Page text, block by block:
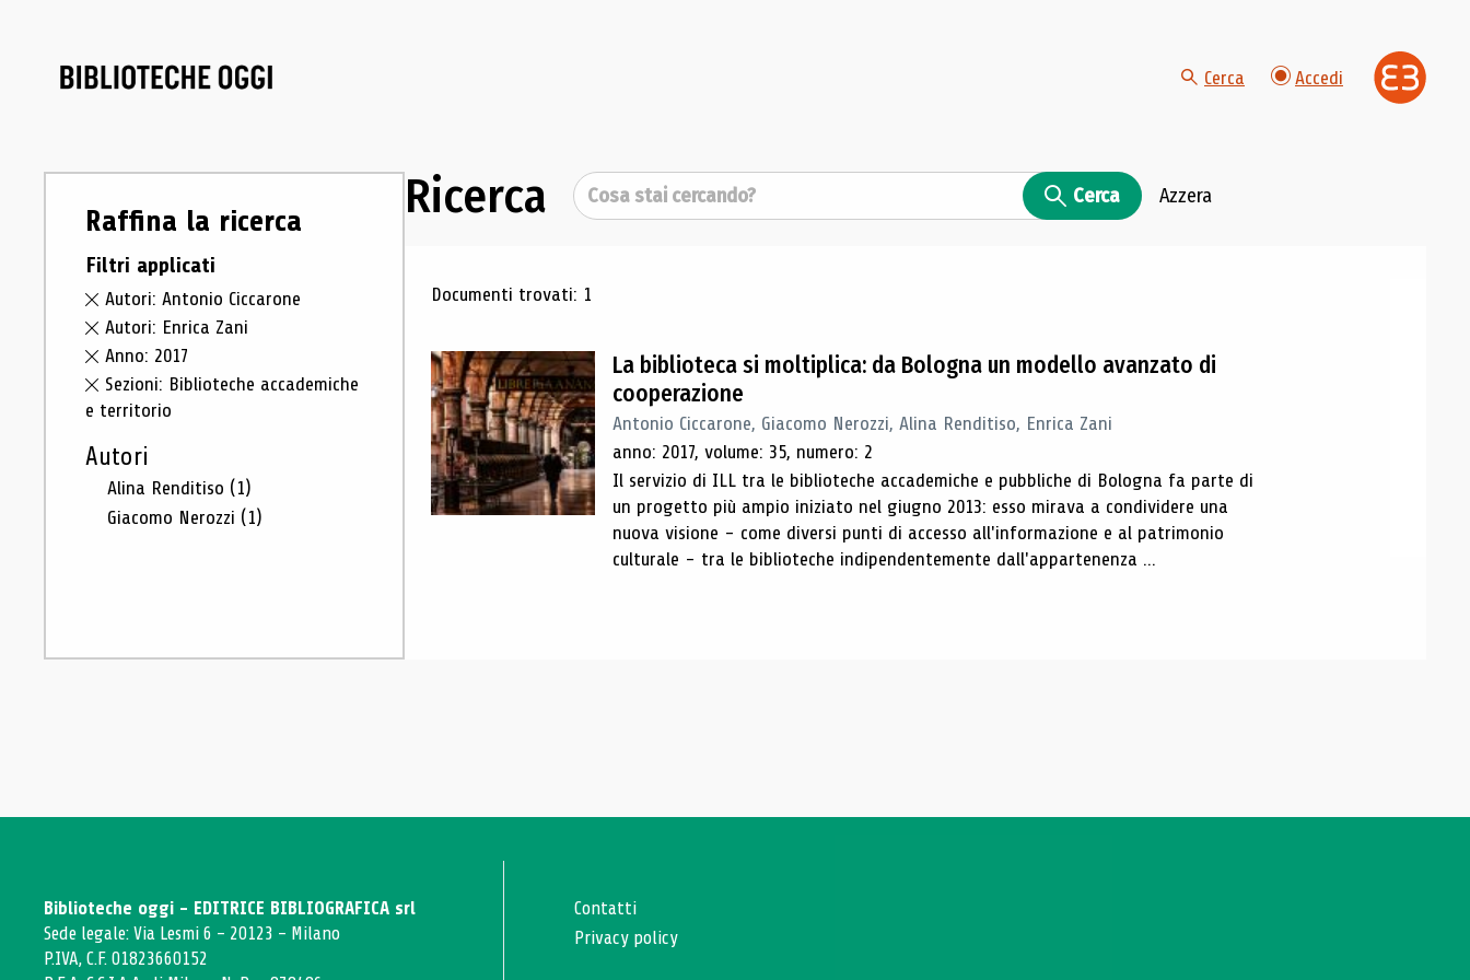
Cerca Accedi
Raffina la ricerca
Filtri applicati
Autori: Antonio Ciccarone
Autori: Enrica Zani
Anno: 2017
Sezioni: Biblioteche accademiche
e territorio
Autori
Alina Renditiso (1)
Giacomo Nerozzi (1)
Ricerca Cerca Cerca Azzera
Risultati di ricerca
Documenti trovati: 1
La biblioteca si moltiplica: da Bologna un modello avanzato di
cooperazione
Antonio Ciccarone, Giacomo Nerozzi, Alina Renditiso, Enrica Zani
anno: 2017, volume: 35, numero: 2
Il servizio di ILL tra le biblioteche accademiche e pubbliche di Bologna fa parte di
un progetto più ampio iniziato nel giugno 2013: esso mirava a condividere una
nuova visione - come diversi punti di accesso all'informazione e al patrimonio
culturale - tra le biblioteche indipendentemente dall'appartenenza ...
Biblioteche oggi - EDITRICE BIBLIOGRAFICA srl
Sede legale: Via Lesmi 6 - 20123 - Milano
P.IVA, C.F. 01823660152
Contatti
Privacy policy